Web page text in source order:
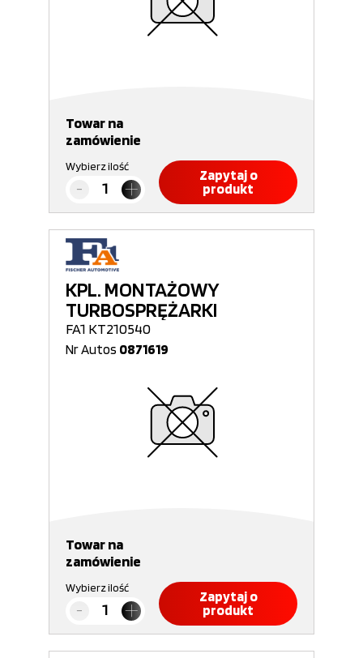
Towar na
zamówienie
Wybierz ilość
Zapytaj o
produkt
KPL. MONTAŻOWY
TURBOSPRĘŻARKI
FA1 KT210540
Nr Autos 0871619
Towar na
zamówienie
Wybierz ilość
Zapytaj o
produkt